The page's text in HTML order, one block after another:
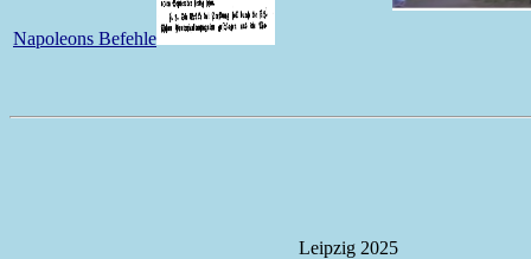
Napoleons Befehle
Leipzig 2025